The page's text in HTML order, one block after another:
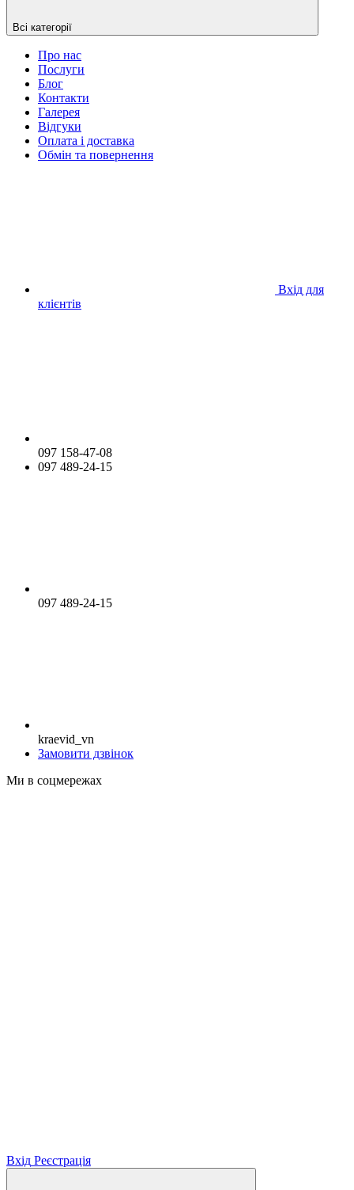
Всі категорії
Про нас
Послуги
Блог
Контакти
Галерея
Відгуки
Оплата і доставка
Обмін та повернення
Вхід для
клієнтів
097 158-47-08
097 489-24-15
097 489-24-15
kraevid_vn
Замовити дзвінок
Ми в соцмережах
Вхід Реєстрація